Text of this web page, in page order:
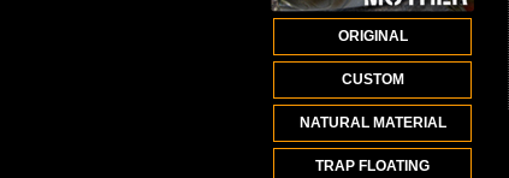
ORIGINAL
CUSTOM
NATURAL MATERIAL
TRAP FLOATING